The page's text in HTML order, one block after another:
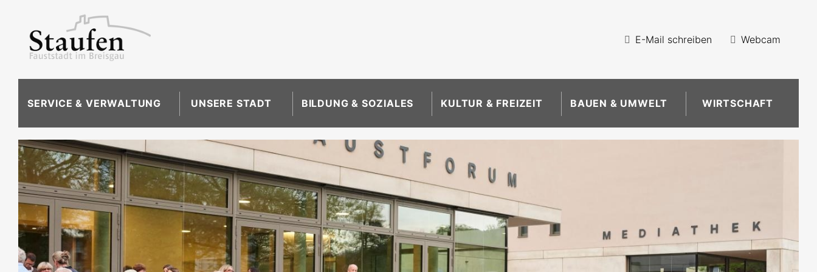
E-Mail schreiben Webcam
SERVICE & VERWALTUNG UNSERE STADT BILDUNG & SOZIALES KULTUR & FREIZEIT BAUEN & UMWELT WIRTSCHAFT